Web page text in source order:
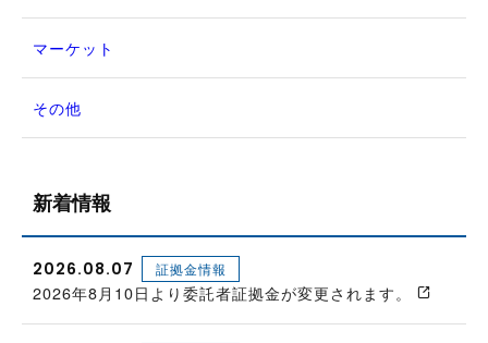
マーケット
その他
新着情報
2026.08.07 証拠金情報
2026年8月10日より委託者証拠金が変更されます。